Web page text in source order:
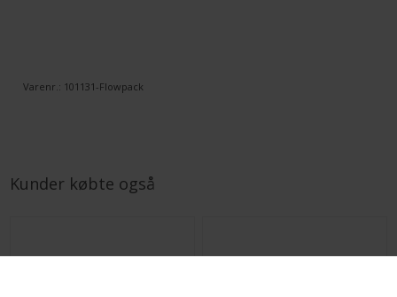
Varenr.: 101131-Flowpack
Kunder købte også